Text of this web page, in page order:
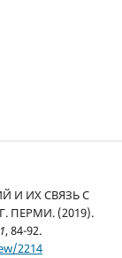
И ИХ СВЯЗЬ С
ПЕРМИ. (2019).
1, 84-92.
2214